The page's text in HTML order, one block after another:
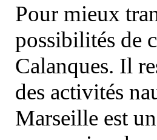
Pour mieux
possibilités de
Calanques. Il
des activités
Marseille est